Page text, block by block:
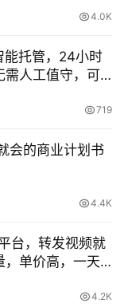
4.0K
能托管，24小时
需人工值守，可
719
会的商业计划书
4.4K
台，转发视频就
，单价高，一天
4.2K